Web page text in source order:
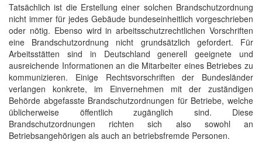
Tatsächlich ist die Erstellung einer solchen Brandschutzordnung
nicht immer für jedes Gebäude bundeseinheitlich vorgeschrieben
oder nötig. Ebenso wird in arbeitsschutzrechtlichen Vorschriften
eine Brandschutzordnung nicht grundsätzlich gefordert. Für
Arbeitsstätten sind in Deutschland generell geeignete und
ausreichende Informationen an die Mitarbeiter eines Betriebes zu
kommunizieren. Einige Rechtsvorschriften der Bundesländer
verlangen konkrete, im Einvernehmen mit der zuständigen
Behörde abgefasste Brandschutzordnungen für Betriebe, welche
üblicherweise öffentlich zugänglich sind. Diese
Brandschutzordnungen richten sich also sowohl an
Betriebsangehörigen als auch an betriebsfremde Personen.